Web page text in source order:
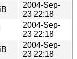
2004-Sep-
23 22:18
2004-Sep-
23 22:18
2004-Sep-
23 22:18